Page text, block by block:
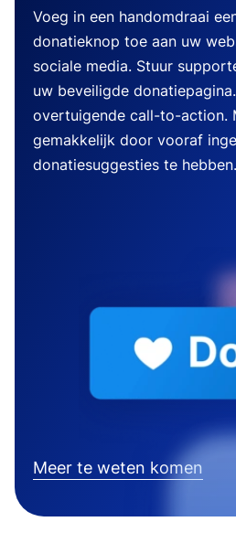
Voeg in een handomdraai
donatieknop toe aan uw
sociale media. Stuur
uw beveiligde
overtuigende call-to-action.
gemakkelijk door vooraf
donatiesuggesties te hebben.
Meer te weten komen